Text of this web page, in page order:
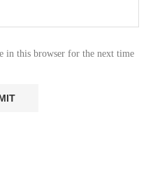
in this browser for the next time